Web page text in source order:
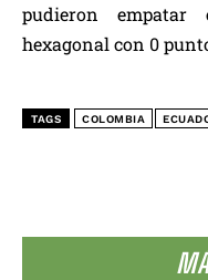
pudieron
hexagonal con 0
TAGS COLOMBIA